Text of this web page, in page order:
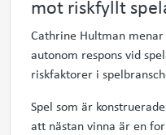
mot riskfyllt
Cathrine Hultman
autonom respons vid
riskfaktorer i
Spel som är
att nästan vinna är en